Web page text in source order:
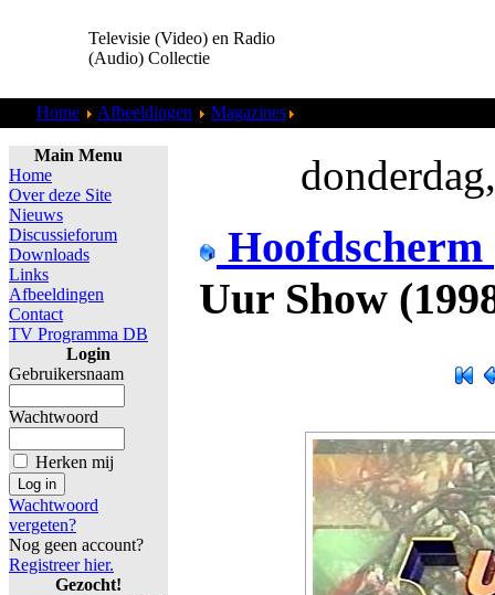
Televisie (Video) en Radio
(Audio) Collectie
Home Afbeeldingen Magazines
Main Menu
Home
Over deze Site
Nieuws
Discussieforum
Downloads
Links
Afbeeldingen
Contact
TV Programma DB
Login
Gebruikersnaam
Wachtwoord
Herken mij
Wachtwoord
vergeten?
Nog geen account?
Registreer hier.
Gezocht!
Hoofdscherm
Uur Show